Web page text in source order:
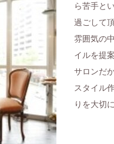
ら苦手と
過ごして
雰囲気の
イルを提
サロンだ
スタイル
りを大切